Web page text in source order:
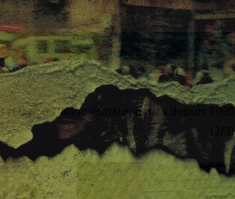
0 0
relations latino-étatsuniennes depuis 1990
(3/3)